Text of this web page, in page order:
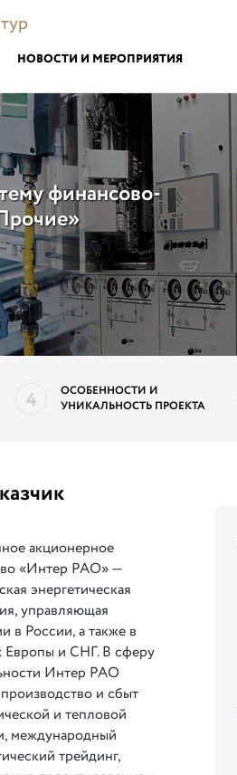
НОВОСТИ И МЕРОПРИЯТИЯ
финансово-
4
ОСОБЕННОСТИ И
УНИКАЛЬНОСТЬ ПРОЕКТА
акционерное
«Интер РАО» —
энергетическая
управляющая
в России, а также в
Европы и СНГ. В сферу
Интер РАО
и сбыт
и тепловой
международный
трейдинг,